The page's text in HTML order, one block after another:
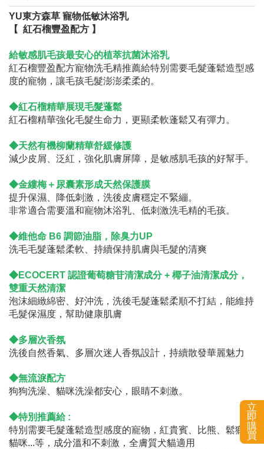
立
即
購
買
YU東方森草 寵物低敏沐浴乳
【 紅石榴豐盈配方 】
給敏感肌毛孩最安心的植萃抗菌沐浴乳
紅石榴豐盈配方寵物洗毛精推薦給特別需要毛髮蓬鬆造型感
度的寵物，讓毛孩毛髮澎澎柔柔的。
◆紅石榴精華展現毛髮蓬鬆
紅石榴精華強化毛髮生命力，更顯柔軟蓬鬆又有彈力。
◆天然有機柳蘭精華舒緩修護
減少皮屑、泛紅，強化肌膚屏障，是敏感肌毛孩的好幫手。
◆金縷梅＋尿囊素形成天然保護膜
提升保濕、降低刺激，洗後皮膚穩定不緊繃。
非常適合需要溫和寵物沐浴乳、低刺激洗毛精的毛孩。
◆維他命 B6 調節油脂，除臭力UP
洗毛毛髮蓬鬆柔軟、持續保持肌膚與毛髮的清爽
◆ECOCERT 認證葡萄糖苷清潔成分 + 椰子油清潔成分，
雙重天然清潔
泡沫細緻綿密、好沖洗，洗後毛髮蓬鬆柔順不打結，能維持
毛髮保濕度，幫助健康肌膚
◆多層次香氛
洗後自然香氣、多層次迷人香氛設計，持續散發華麗魅力
◆無流淚配方
狗狗洗澡、貓咪洗澡都安心，眼睛不刺激。
◆特別推薦給 :
特別需要毛髮蓬鬆造型感度的寵物，紅貴賓、比熊、鬆獅、
貓咪...等，成分溫和不刺激，全膚質犬貓適用